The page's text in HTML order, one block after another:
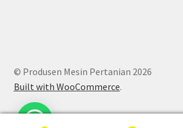
© Produsen Mesin Pertanian 2026
Built with WooCommerce.